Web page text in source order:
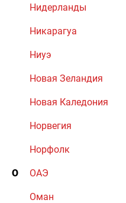
Нидерланды
Никарагуа
Ниуэ
Новая Зеландия
Новая Каледония
Норвегия
Норфолк
О ОАЭ
Оман